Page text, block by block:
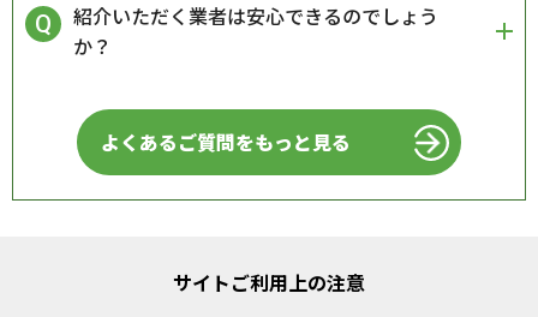
紹介いただく業者は安心できるのでしょう
か？
よくあるご質問をもっと見る
サイトご利用上の注意